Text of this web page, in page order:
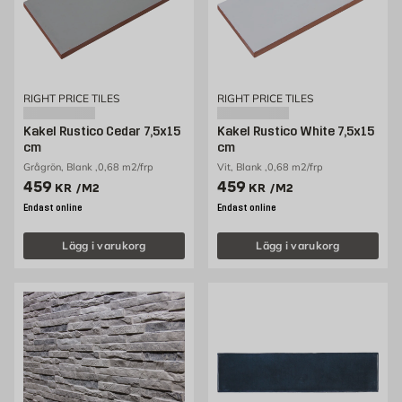
RIGHT PRICE TILES
Kakel Rustico Cedar 7,5x15
cm
Grågrön, Blank ,0,68 m2/frp
Pris 459 kr /m2
459 KR /M2
Endast online
Lägg i varukorg
RIGHT PRICE TILES
Kakel Rustico White 7,5x15
cm
Vit, Blank ,0,68 m2/frp
Pris 459 kr /m2
459 KR /M2
Endast online
Lägg i varukorg